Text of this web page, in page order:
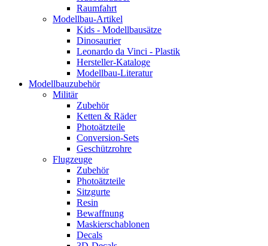
Raumfahrt
Modellbau-Artikel
Kids - Modellbausätze
Dinosaurier
Leonardo da Vinci - Plastik
Hersteller-Kataloge
Modellbau-Literatur
Modellbauzubehör
Militär
Zubehör
Ketten & Räder
Photoätzteile
Conversion-Sets
Geschützrohre
Flugzeuge
Zubehör
Photoätzteile
Sitzgurte
Resin
Bewaffnung
Maskierschablonen
Decals